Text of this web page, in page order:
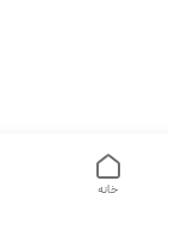
خانه